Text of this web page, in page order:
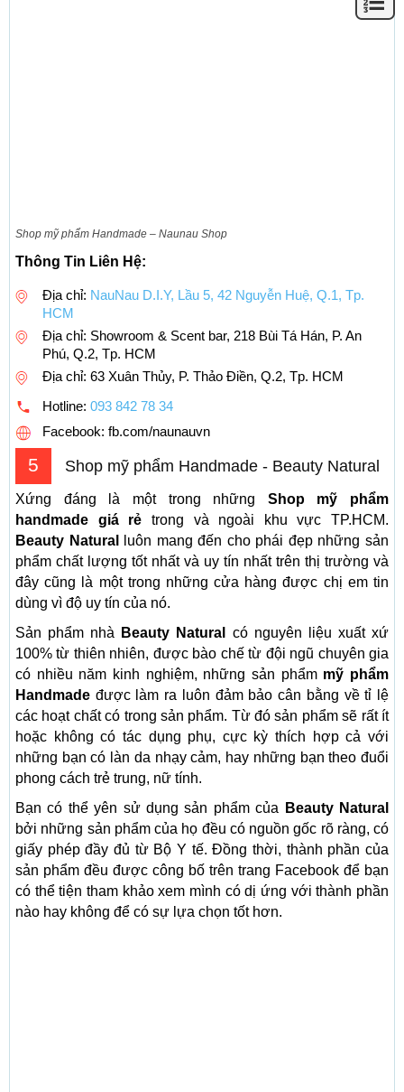
Shop mỹ phẩm Handmade – Naunau Shop
Thông Tin Liên Hệ:
Địa chỉ: NauNau D.I.Y, Lầu 5, 42 Nguyễn Huệ, Q.1, Tp.
HCM
Địa chỉ: Showroom & Scent bar, 218 Bùi Tá Hán, P. An
Phú, Q.2, Tp. HCM
Địa chỉ: 63 Xuân Thủy, P. Thảo Điền, Q.2, Tp. HCM
Hotline: 093 842 78 34
Facebook: fb.com/naunauvn
5 Shop mỹ phẩm Handmade - Beauty Natural
Xứng đáng là một trong những Shop mỹ phẩm
handmade giá rẻ trong và ngoài khu vực TP.HCM.
Beauty Natural
luôn mang đến cho phái đẹp những sản
phẩm chất lượng tốt nhất và uy tín nhất trên thị trường và
đây cũng là một trong những cửa hàng được chị em tin
dùng vì độ uy tín của nó.
Sản phẩm nhà
Beauty Natural
có nguyên liệu xuất xứ
100% từ thiên nhiên, được bào chế từ đội ngũ chuyên gia
có nhiều năm kinh nghiệm, những sản phẩm mỹ phẩm
Handmade được làm ra luôn đảm bảo cân bằng về tỉ lệ
các hoạt chất có trong sản phẩm. Từ đó sản phẩm sẽ rất ít
hoặc không có tác dụng phụ, cực kỳ thích hợp cả với
những bạn có làn da nhạy cảm, hay những bạn theo đuổi
phong cách trẻ trung, nữ tính.
Bạn có thể yên sử dụng sản phẩm của
Beauty Natural
bởi những sản phẩm của họ đều có nguồn gốc rõ ràng, có
giấy phép đầy đủ từ Bộ Y tế. Đồng thời, thành phần của
sản phẩm đều được công bố trên trang Facebook để bạn
có thể tiện tham khảo xem mình có dị ứng với thành phần
nào hay không để có sự lựa chọn tốt hơn.